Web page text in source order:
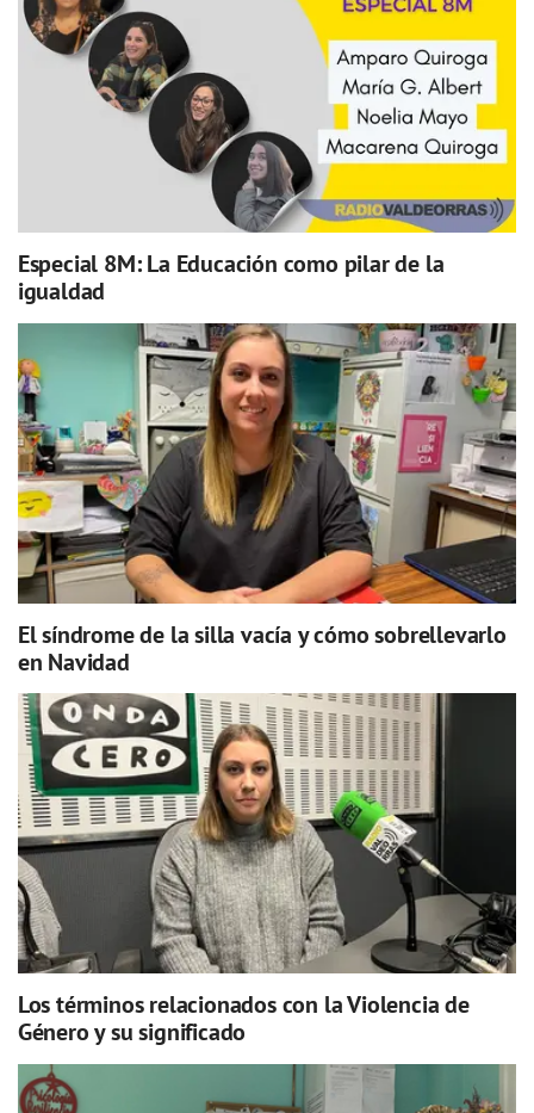
Especial 8M: La Educación como pilar de la
igualdad
El síndrome de la silla vacía y cómo sobrellevarlo
en Navidad
Los términos relacionados con la Violencia de
Género y su significado